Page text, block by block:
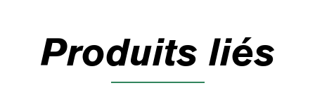
Produits liés